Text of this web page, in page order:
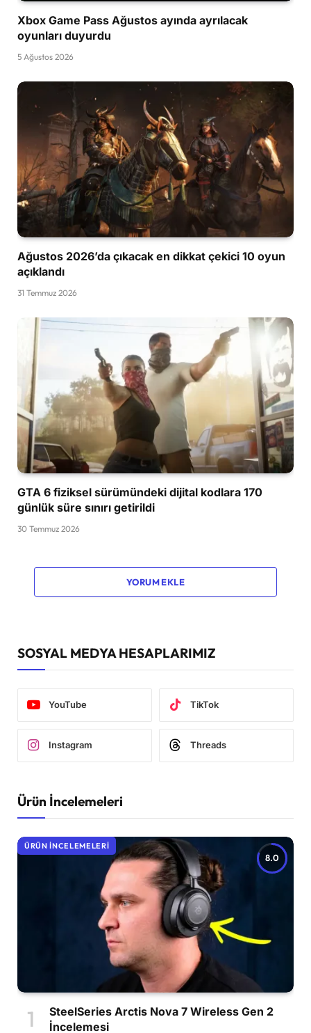
Xbox Game Pass Ağustos ayında ayrılacak
oyunları duyurdu
5 Ağustos 2026
Ağustos 2026’da çıkacak en dikkat çekici 10 oyun
açıklandı
31 Temmuz 2026
GTA 6 fiziksel sürümündeki dijital kodlara 170
günlük süre sınırı getirildi
30 Temmuz 2026
YORUM EKLE
SOSYAL MEDYA HESAPLARIMIZ
YouTube TikTok
Instagram Threads
Ürün İncelemeleri
8.0
ÜRÜN İNCELEMELERI
SteelSeries Arctis Nova 7 Wireless Gen 2
İncelemesi